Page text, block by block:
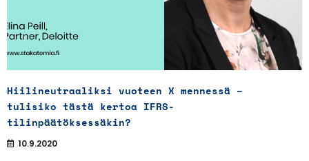
Hiilineutraaliksi vuoteen X mennessä –
tulisiko tästä kertoa IFRS-
tilinpäätöksessäkin?
10.9.2020